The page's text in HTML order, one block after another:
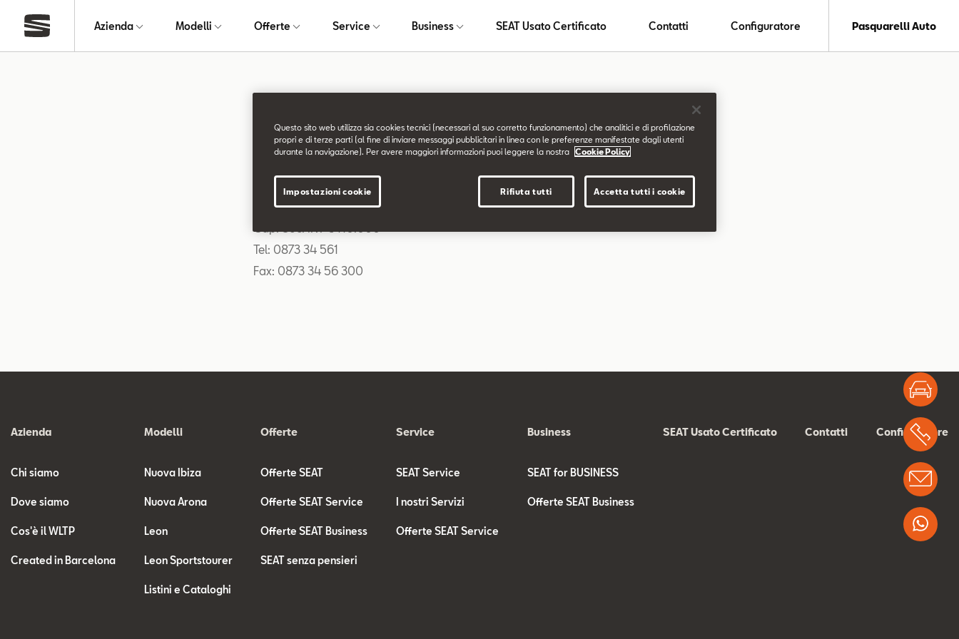
Azienda Modelli Offerte Service Business SEAT Usato Certificato Contatti Configuratore Pasquarelli Auto
Informazioni legali
Sede legale: via Piane S.Angelo, 202 - San Salvo (CH)
Partita Iva: 01425470695
Cap. Soc. I.V. € 110.000
Tel: 0873 34 561
Fax: 0873 34 56 300
Azienda
Chi siamo
Dove siamo
Cos'è il WLTP
Created in Barcelona
Modelli
Nuova Ibiza
Nuova Arona
Leon
Leon Sportstourer
Listini e Cataloghi
Offerte
Offerte SEAT
Offerte SEAT Service
Offerte SEAT Business
SEAT senza pensieri
Service
SEAT Service
I nostri Servizi
Offerte SEAT Service
Business
SEAT for BUSINESS
Offerte SEAT Business
SEAT Usato Certificato Contatti Configuratore
Questo sito web utilizza sia cookies tecnici (necessari al suo corretto funzionamento) che analitici e di profilazione
propri e di terze parti (al fine di inviare messaggi pubblicitari in linea con le preferenze manifestate dagli utenti
durante la navigazione). Per avere maggiori informazioni puoi leggere la nostra
Cookie Policy
Rifiuta tutti Accetta tutti i cookie
Impostazioni cookie